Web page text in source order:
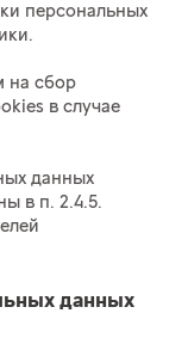
персональных
на сбор
в случае
данных
в п. 2.4.5.
данных